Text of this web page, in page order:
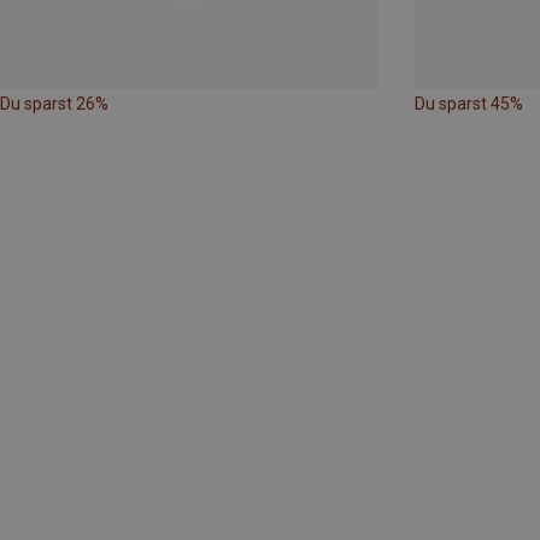
Du sparst 26% Du sparst 45%